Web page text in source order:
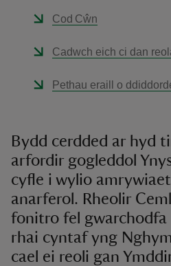
Cod Cŵn
Cadwch eich ci dan
Pethau eraill o
Bydd cerdded ar hyd
arfordir gogleddol
cyfle i wylio
anarferol. Rheolir
fonitro fel gwarchodfa
rhai cyntaf yng
cael ei reoli gan